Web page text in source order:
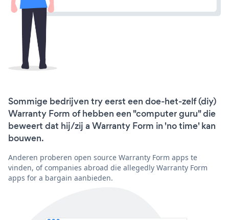
Sommige bedrijven try eerst een doe-het-zelf (diy)
Warranty Form of hebben een "computer guru" die
beweert dat hij/zij a Warranty Form in 'no time' kan
bouwen.
Anderen proberen open source Warranty Form apps te
vinden, of companies abroad die allegedly Warranty Form
apps for a bargain aanbieden.